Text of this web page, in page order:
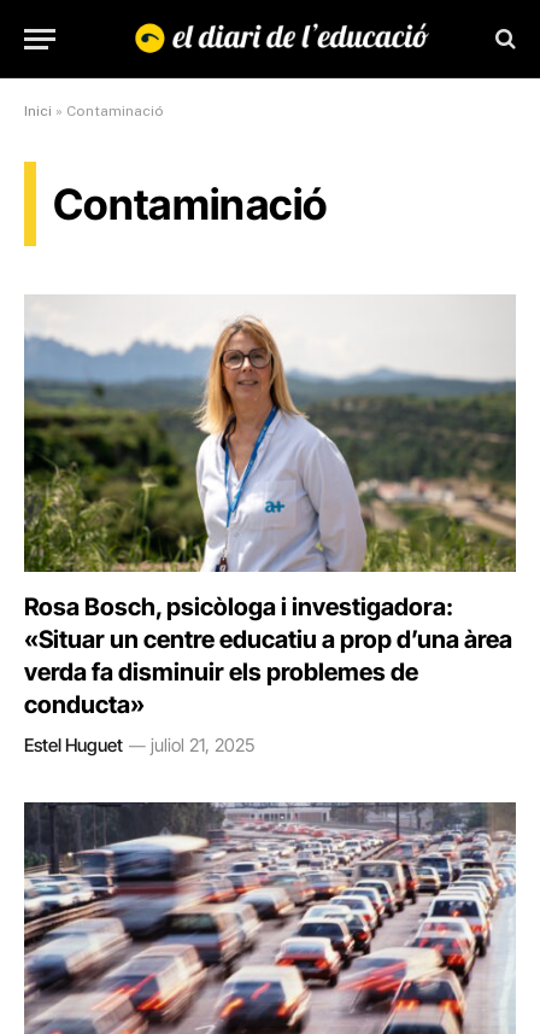
Inici » Contaminació
Contaminació
Rosa Bosch, psicòloga i investigadora:
«Situar un centre educatiu a prop d’una àrea
verda fa disminuir els problemes de
conducta»
Estel Huguet juliol 21, 2025